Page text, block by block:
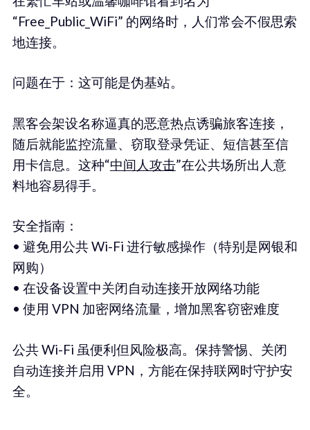
“Free_Public_WiFi” 的网络时，人们常会不假思索
地连接。
问题在于：这可能是伪基站。
黑客会架设名称逼真的恶意热点诱骗旅客连接，
随后就能监控流量、窃取登录凭证、短信甚至信
用卡信息。这种“中间人攻击”在公共场所出人意
料地容易得手。
安全指南：
• 避免用公共 Wi-Fi 进行敏感操作（特别是网银和
网购）
• 在设备设置中关闭自动连接开放网络功能
• 使用 VPN 加密网络流量，增加黑客窃密难度
公共 Wi-Fi 虽便利但风险极高。保持警惕、关闭
自动连接并启用 VPN，方能在保持联网时守护安
全。